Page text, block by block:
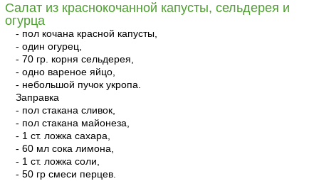
Салат из краснокочанной капусты, сельдерея и
огурца
- пол кочана красной капусты,
- один огурец,
- 70 гр. корня сельдерея,
- одно вареное яйцо,
- небольшой пучок укропа.
Заправка
- пол стакана сливок,
- пол стакана майонеза,
- 1 ст. ложка сахара,
- 60 мл сока лимона,
- 1 ст. ложка соли,
- 50 гр смеси перцев.